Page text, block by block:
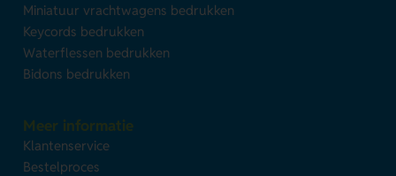
Miniatuur vrachtwagens bedrukken
Keycords bedrukken
Waterflessen bedrukken
Bidons bedrukken
Meer informatie
Klantenservice
Bestelproces